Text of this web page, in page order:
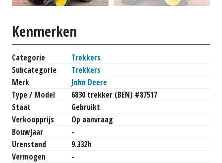
Kenmerken
Categorie
Trekkers
Subcategorie
Trekkers
Merk
John Deere
Type / Model
6830 trekker (BEN) #87517
Staat
Gebruikt
Verkoopprijs
Op aanvraag
Bouwjaar
-
Urenstand
9.332h
Vermogen
-